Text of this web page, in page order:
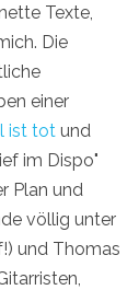
Texte,
Die
einer
ist tot und
im Dispo"
Plan und
völlig unter
und Thomas